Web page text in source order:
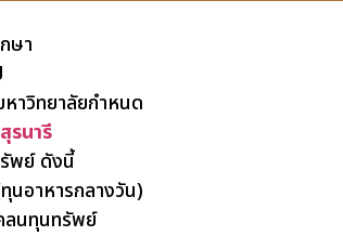
ษา
หาวิทยาลัยกำหนด
รนารี
พย์ ดังนี้
อาหารกลางวัน)
ลนทุนทรัพย์